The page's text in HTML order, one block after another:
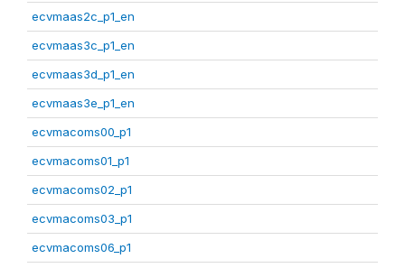
ecvmaas2c_p1_en
ecvmaas3c_p1_en
ecvmaas3d_p1_en
ecvmaas3e_p1_en
ecvmacoms00_p1
ecvmacoms01_p1
ecvmacoms02_p1
ecvmacoms03_p1
ecvmacoms06_p1